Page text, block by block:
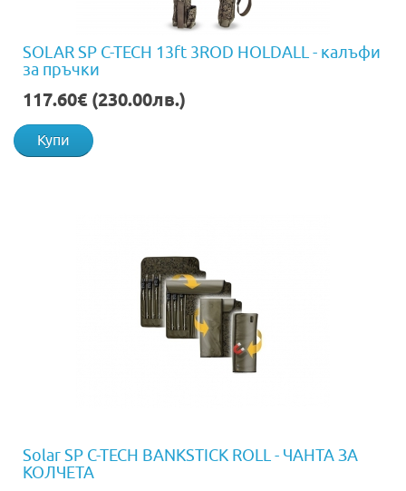
SOLAR SP C-TECH 13ft 3ROD HOLDALL - калъфи
за пръчки
117.60€ (230.00лв.)
Купи
Solar SP C-TECH BANKSTICK ROLL - ЧАНТА ЗА
КОЛЧЕТА